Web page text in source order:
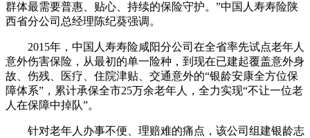
群体最需要普惠、贴心、持续的保险守护。”中国人寿寿险陕
西省分公司总经理陈纪葵强调。
2015年，中国人寿寿险咸阳分公司在全省率先试点老年人
意外伤害保险，从最初的单一险种，到现在已建起覆盖意外身
故、伤残、医疗、住院津贴、交通意外的“银龄安康全方位保
障体系”，累计承保全市25万余老年人，全力实现“不让一位老
人在保障中掉队”。
针对老年人办事不便、理赔难的痛点，该公司组建银龄志